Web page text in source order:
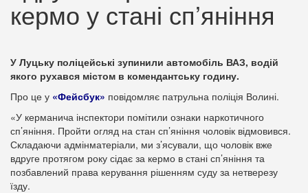
кермо у стані сп’яніння
У Луцьку поліцейські зупинили автомобіль ВАЗ, водій
якого рухався містом в комендантську годину.
Про це у «Фейсбук» повідомляє патрульна поліція Волині.
«У керманича інспектори помітили ознаки наркотичного
сп’яніння. Пройти огляд на стан сп’яніння чоловік відмовився.
Складаючи адмінматеріали, ми з’ясували, що чоловік вже
вдруге протягом року сідає за кермо в стані сп’яніння та
позбавлений права керування рішенням суду за нетверезу
їзду.